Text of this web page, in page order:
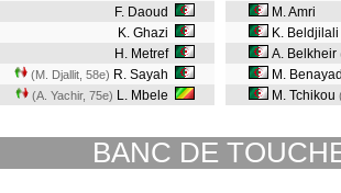
F. Daoud
K. Ghazi
H. Metref
(M. Djallit, 58e) R. Sayah
(A. Yachir, 75e) L. Mbele
M. Amri
K. Beldjilali
A. Belkheir
M.
M. Tchikou
BANC DE